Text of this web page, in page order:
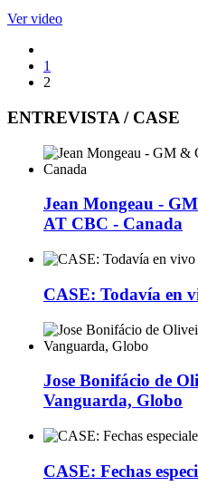
Ver video
1
2
ENTREVISTA / CASE
Jean Mongeau -
AT CBC - Canada
CASE: Todavía en
Jose Bonifácio de
Vanguarda, Globo
CASE: Fechas